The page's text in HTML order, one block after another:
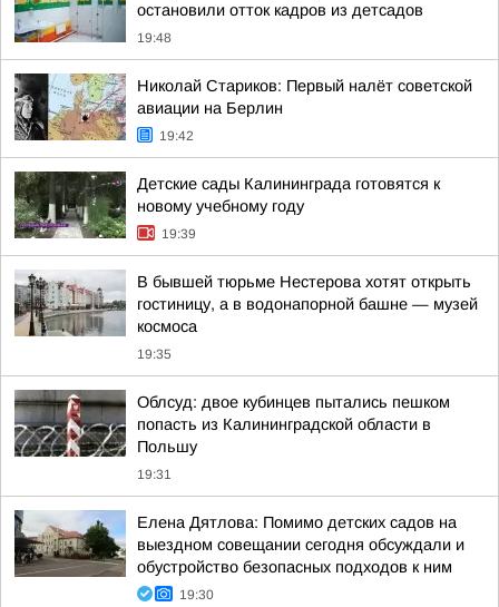
остановили отток кадров из детсадов
19:48
Николай Стариков: Первый налёт советской
авиации на Берлин
19:42
Детские сады Калининграда готовятся к
новому учебному году
19:39
В бывшей тюрьме Нестерова хотят открыть
гостиницу, а в водонапорной башне — музей
космоса
19:35
Облсуд: двое кубинцев пытались пешком
попасть из Калининградской области в
Польшу
19:31
Елена Дятлова: Помимо детских садов на
выездном совещании сегодня обсуждали и
обустройство безопасных подходов к ним
19:30